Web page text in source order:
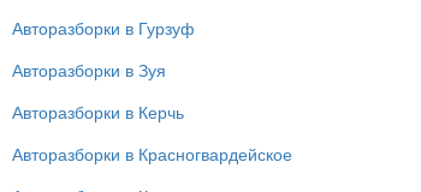
Авторазборки в Гурзуф
Авторазборки в Зуя
Авторазборки в Керчь
Авторазборки в Красногвардейское